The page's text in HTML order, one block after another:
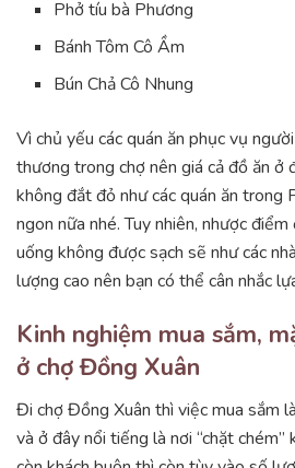
Phở tíu bà Phương
Bánh Tôm Cô Ầm
Bún Chả Cô Nhung
Vì chủ yếu các quán ăn phục vụ
thương trong chợ nên giá cả đồ ăn ở
không đắt đỏ như các quán ăn trong
ngon nữa nhé. Tuy nhiên, nhược
uống không được sạch sẽ như các
lượng cao nên bạn có thể cân nhắc
Kinh nghiệm mua sắm,
ở chợ Đồng Xuân
Đi chợ Đồng Xuân thì việc mua sắm
và ở đây nổi tiếng là nơi “chặt chém”